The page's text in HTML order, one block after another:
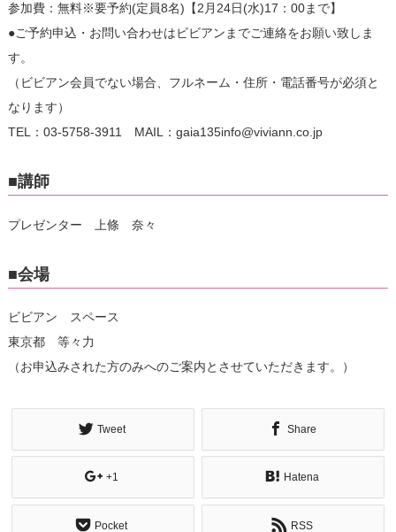
参加費：無料※要予約(定員8名)【2月24日(水)17：00まで】
●ご予約申込・お問い合わせはビビアンまでご連絡をお願い致しま
す。
（ビビアン会員でない場合、フルネーム・住所・電話番号が必須と
なります）
TEL：03-5758-3911 MAIL：gaia135info@viviann.co.jp
■講師
プレゼンター 上條 奈々
■会場
ビビアン スペース
東京都 等々力
（お申込みされた方のみへのご案内とさせていただきます。）
Tweet Share
+1 Hatena
Pocket RSS